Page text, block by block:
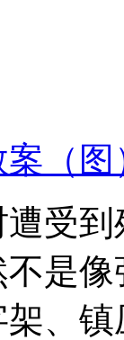
（图
受
是
、